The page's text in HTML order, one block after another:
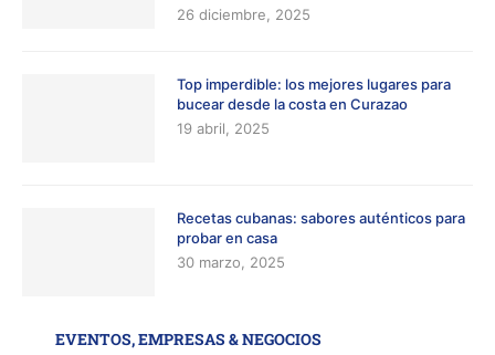
26 diciembre, 2025
Top imperdible: los mejores lugares para
bucear desde la costa en Curazao
19 abril, 2025
Recetas cubanas: sabores auténticos para
probar en casa
30 marzo, 2025
EVENTOS, EMPRESAS & NEGOCIOS